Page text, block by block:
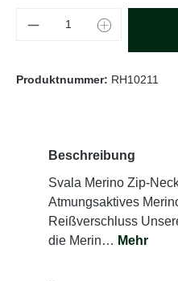
Produkt Anzahl:
Produktnummer: RH10211
Beschreibung
Svala Merino Zip-
Atmungsaktives
Reißverschluss
die Merin… Mehr